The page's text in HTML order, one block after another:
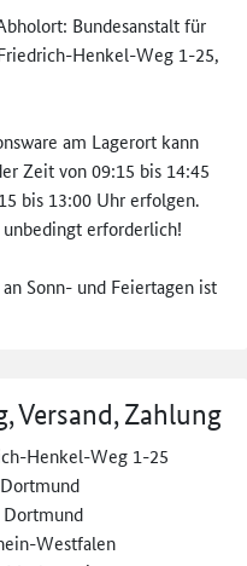
Bundesanstalt für
Henkel-Weg 1-25,
am Lagerort kann
Zeit von 09:15 bis 14:45
bis 13:00 Uhr erfolgen.
erforderlich!
Sonn- und Feiertagen ist
Versand, Zahlung
Henkel-Weg 1-25
Westfalen